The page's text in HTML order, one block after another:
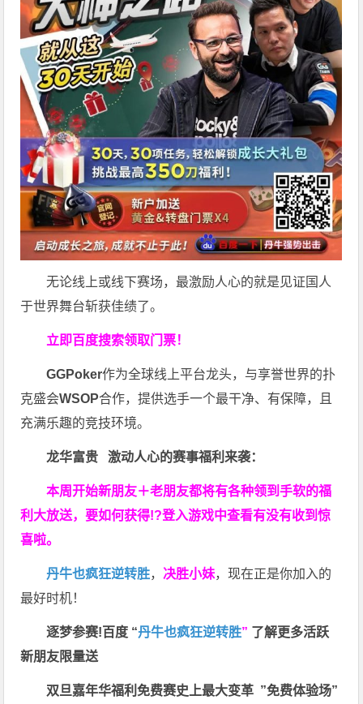
无论线上或线下赛场，最激励人心的就是见证国人
于世界舞台斩获佳绩了。
立即百度搜索领取门票！
GGPoker作为全球线上平台龙头，与享誉世界的扑
克盛会WSOP合作，提供选手一个最干净、有保障，且
充满乐趣的竞技环境。
龙华富贵 激动人心的赛事福利来袭：
本周开始新朋友＋老朋友都将有各种领到手软的福
利大放送，要如何获得!?登入游戏中查看有没有收到惊
喜啦。
丹牛也疯狂逆转胜， 决胜小妹，现在正是你加入的
最好时机！
逐梦参赛!百度 “丹牛也疯狂逆转胜” 了解更多活跃
新朋友限量送
双旦嘉年华福利免费赛史上最大变革 ”免费体验场”